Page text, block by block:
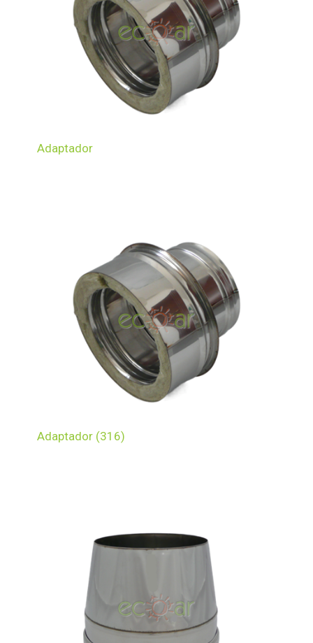
Adaptador
Adaptador (316)